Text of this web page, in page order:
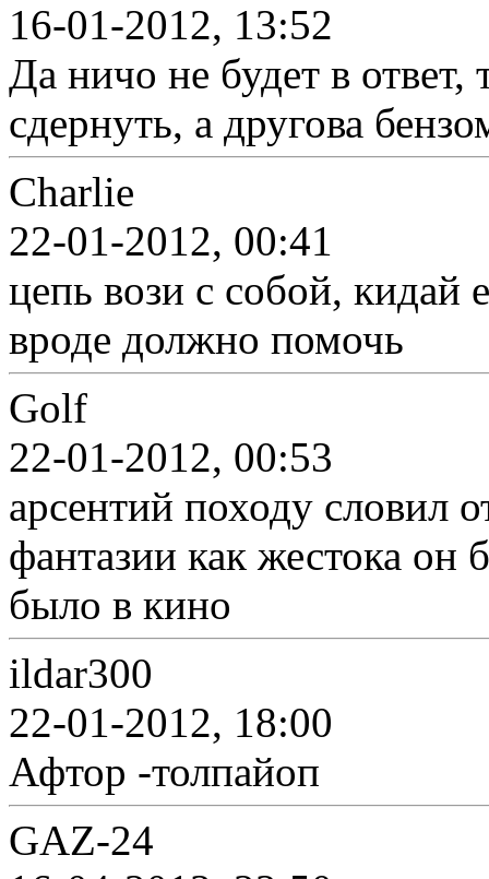
16-01-2012, 13:52
Да ничо не будет в
сдернуть, а другова
Charlie
22-01-2012, 00:41
цепь вози с собой, кидай
вроде должно помочь
Golf
22-01-2012, 00:53
арсентий походу словил
фантазии как жестока он
было в кино
ildar300
22-01-2012, 18:00
Афтор -толпайоп
GAZ-24